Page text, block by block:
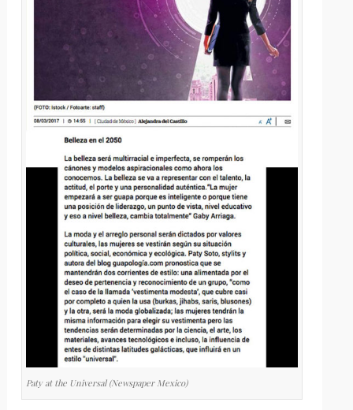
Paty at the Universal (Newspaper Mexico)